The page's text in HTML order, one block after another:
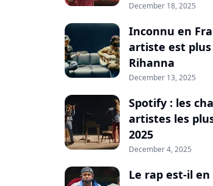
December 18, 2025
Inconnu en
artiste est
Rihanna
December 13, 2025
Spotify : les
artistes les
2025
December 4, 2025
Le rap est-il en